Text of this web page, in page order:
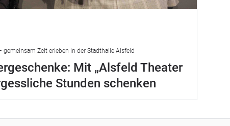
gemeinsam Zeit erleben in der Stadthalle Alsfeld
Mit „Alsfeld Theater
Stunden schenken